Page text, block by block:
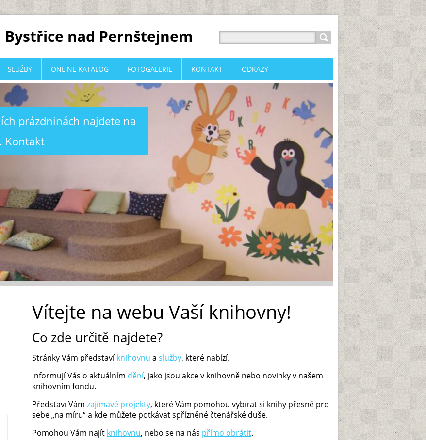
nad Pernštejnem
prázdninách najdete na
Kontakt
Vítejte na webu Vaší knihovny!
Co zde určitě najdete?
Stránky Vám představíknihovnu a služby, které nabízí.
Informují Vás o aktuálním dění, jako jsou akce v knihovně nebo novinky v našem
knihovním fondu.
Představí Vám zajímavé projekty, které Vám pomohou vybírat si knihy přesně pro
sebe „na míru“ a kde můžete potkávat spřízněné čtenářské duše.
Pomohou Vám najít knihovnu, nebo se na nás přímo obrátit.
SLUŽBY ONLINE KATALOG FOTOGALERIE KONTAKT ODKAZY